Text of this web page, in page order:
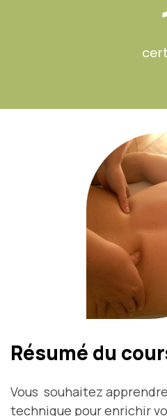
Résumé du
Vous souhaitez
technique pour enrichir